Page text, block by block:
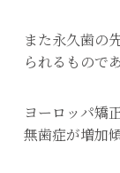
また永久歯の
られるもので
ヨーロッパ矯
無歯症が増加